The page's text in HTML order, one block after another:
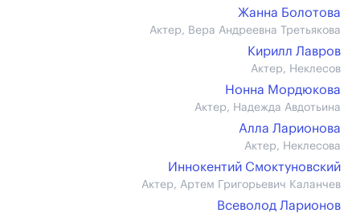
Жанна Болотова
Актер, Вера Андреевна Третьякова
Кирилл Лавров
Актер, Неклесов
Нонна Мордюкова
Актер, Надежда Авдотьина
Алла Ларионова
Актер, Неклесова
Иннокентий Смоктуновский
Актер, Артем Григорьевич Каланчев
Всеволод Ларионов